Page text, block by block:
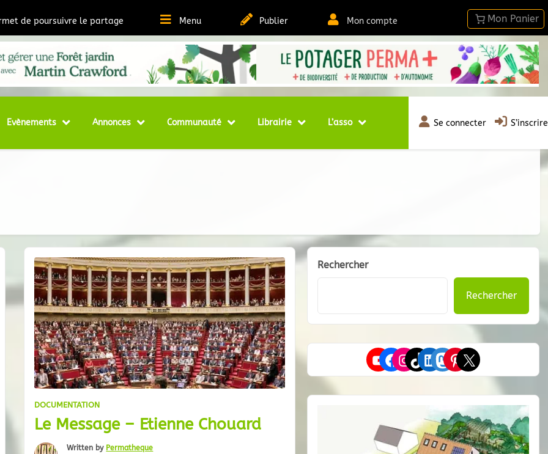
de poursuivre le partage Menu Publier Mon compte
et Ressources sur la Permaculture
Evènements Annonces Communauté Librairie L’asso Se connecter S’inscrire
DOCUMENTATION
Le Message – Etienne Chouard
Written by Permatheque
Rechercher
Rechercher
YouTube
Facebook
Instagram
TikTok
LinkedIn
Mastodon
Pinterest
X